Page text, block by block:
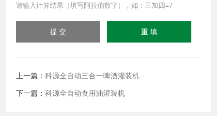
请输入计算结果（填写阿拉伯数字），如：三加四=7
上一篇：科源全自动三合一啤酒灌装机
下一篇：科源全自动食用油灌装机